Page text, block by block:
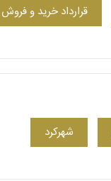
قرارداد خرید و
شهرکرد